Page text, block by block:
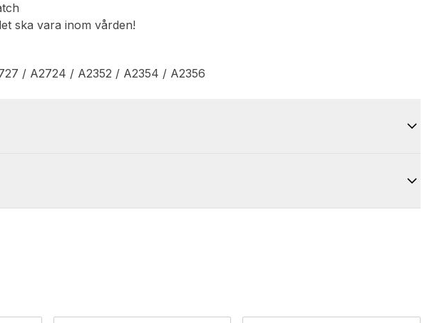
ska vara inom vården!
/ A2724 / A2352 / A2354 / A2356